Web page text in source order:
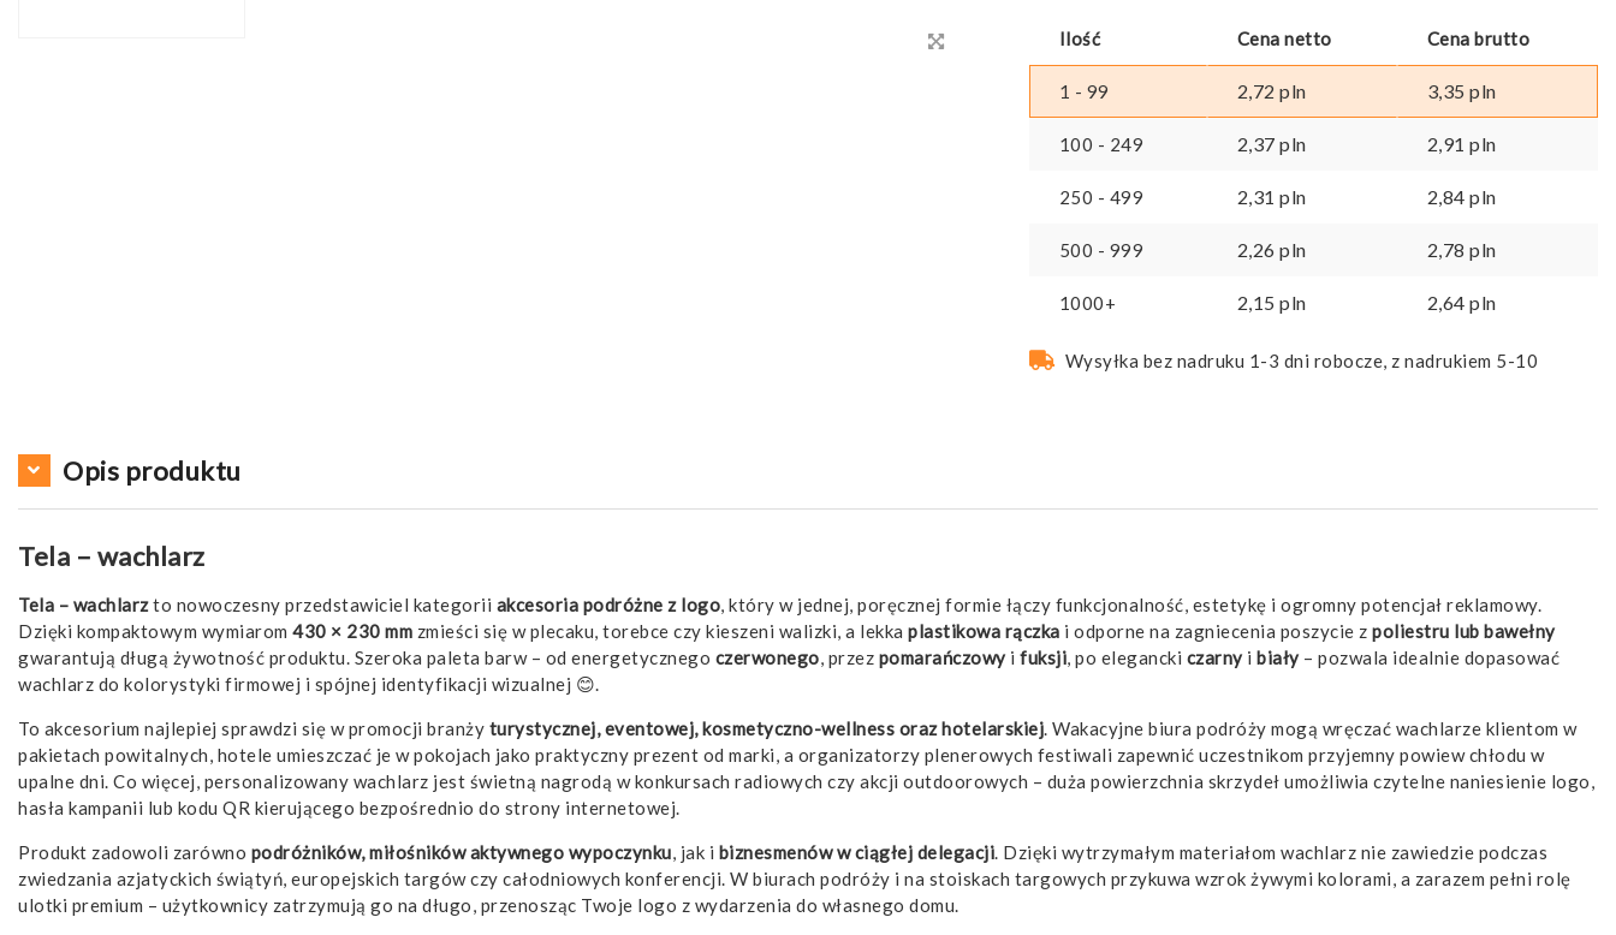
Ilość Cena netto Cena brutto
1 - 99 2,72pln 3,35pln
100 - 249 2,37pln 2,91pln
250 - 499 2,31pln 2,84pln
500 - 999 2,26pln 2,78pln
1000+ 2,15pln 2,64pln
Wysyłka bez nadruku 1-3 dni robocze, z nadrukiem 5-10
Opis produktu
Tela – wachlarz
Tela – wachlarzto nowoczesny przedstawiciel kategorii akcesoria podróżne z logo, który w jednej, poręcznej formie łączy funkcjonalność, estetykę i ogromny potencjał reklamowy.
Dzięki kompaktowym wymiarom 430 × 230 mm zmieści się w plecaku, torebce czy kieszeni walizki, a lekka plastikowa rączka i odporne na zagniecenia poszycie z poliestru lub bawełny
gwarantują długą żywotność produktu. Szeroka paleta barw – od energetycznego czerwonego, przez pomarańczowyi fuksji, po elegancki czarnyi biały– pozwala idealnie dopasować
wachlarz do kolorystyki firmowej i spójnej identyfikacji wizualnej 😊.
To akcesorium najlepiej sprawdzi się w promocji branży turystycznej, eventowej, kosmetyczno-wellness oraz hotelarskiej. Wakacyjne biura podróży mogą wręczać wachlarze klientom w
pakietach powitalnych, hotele umieszczać je w pokojach jako praktyczny prezent od marki, a organizatorzy plenerowych festiwali zapewnić uczestnikom przyjemny powiew chłodu w
upalne dni. Co więcej, personalizowany wachlarz jest świetną nagrodą w konkursach radiowych czy akcji outdoorowych – duża powierzchnia skrzydeł umożliwia czytelne naniesienie logo,
hasła kampanii lub kodu QR kierującego bezpośrednio do strony internetowej.
Produkt zadowoli zarówno podróżników, miłośników aktywnego wypoczynku, jak i biznesmenów w ciągłej delegacji. Dzięki wytrzymałym materiałom wachlarz nie zawiedzie podczas
zwiedzania azjatyckich świątyń, europejskich targów czy całodniowych konferencji. W biurach podróży i na stoiskach targowych przykuwa wzrok żywymi kolorami, a zarazem pełni rolę
ulotki premium – użytkownicy zatrzymują go na długo, przenosząc Twoje logo z wydarzenia do własnego domu.